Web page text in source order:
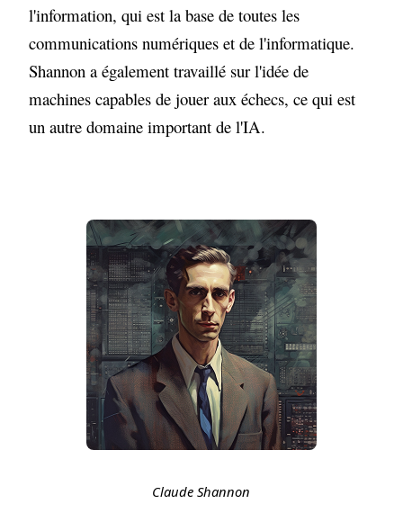
l'information, qui est la base de toutes les
communications numériques et de l'informatique.
Shannon a également travaillé sur l'idée de
machines capables de jouer aux échecs, ce qui est
un autre domaine important de l'IA.
Claude Shannon